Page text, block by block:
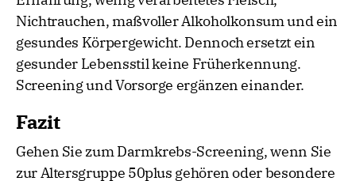
Nichtrauchen, maßvoller Alkoholkonsum und ein
gesundes Körpergewicht. Dennoch ersetzt ein
gesunder Lebensstil keine Früherkennung.
Screening und Vorsorge ergänzen einander.
Fazit
Gehen Sie zum Darmkrebs-Screening, wenn Sie
zur Altersgruppe 50plus gehören oder besondere